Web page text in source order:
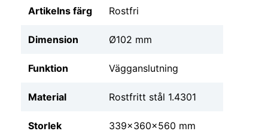
Artikelns färg Rostfri
Dimension Ø102 mm
Funktion Vägganslutning
Material Rostfritt stål 1.4301
Storlek 339x360x560 mm